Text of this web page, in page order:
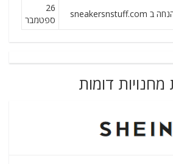
26
ספטמבר
מחנויות דומות